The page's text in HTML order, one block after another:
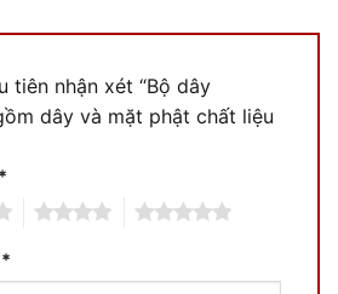
tiên nhận xét “Bộ dây
dây và mặt phật chất liệu
*
*